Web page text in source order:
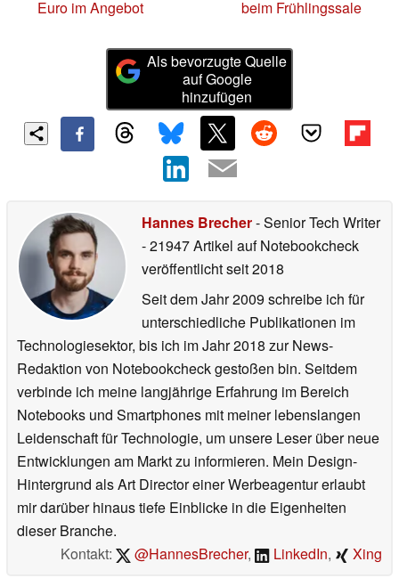
Euro im Angebot
beim Frühlingssale
Als bevorzugte Quelle
auf Google
hinzufügen
Hannes Brecher- Senior Tech Writer
- 21947 Artikel auf Notebookcheck
veröffentlichtseit 2018
Seit dem Jahr 2009 schreibe ich für
unterschiedliche Publikationen im
Technologiesektor, bis ich im Jahr 2018 zur News-
Redaktion von Notebookcheck gestoßen bin. Seitdem
verbinde ich meine langjährige Erfahrung im Bereich
Notebooks und Smartphones mit meiner lebenslangen
Leidenschaft für Technologie, um unsere Leser über neue
Entwicklungen am Markt zu informieren. Mein Design-
Hintergrund als Art Director einer Werbeagentur erlaubt
mir darüber hinaus tiefe Einblicke in die Eigenheiten
dieser Branche.
Kontakt:
@HannesBrecher, LinkedIn, Xing